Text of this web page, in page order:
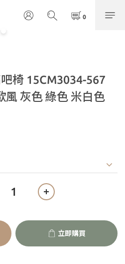
椅 15CM3034-567
風 灰色 綠色 米白色
立即購買